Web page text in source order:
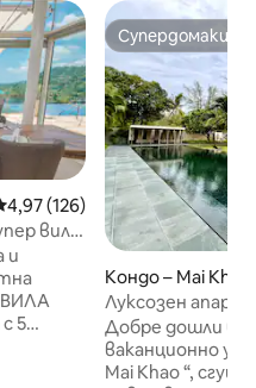
оценка: 4,97 от 5,
4,97 (126)
и
ВИЛА
5
Супердомакин
Супердомакин
Кондо – Mai Khao
Луксозен
изглед към
Khao
Добре дошли
ваканционно
Mai Khao “,